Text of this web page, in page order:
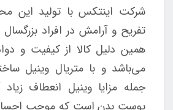
شرکت اینتکس با تولید این
تفریح و آرامش در افراد
همین دلیل کالا از کیفیت و دوام
می‌باشد و با متریال وینیل
جمله مزایا وینیل انعطاف
پوست بدن است که موجب